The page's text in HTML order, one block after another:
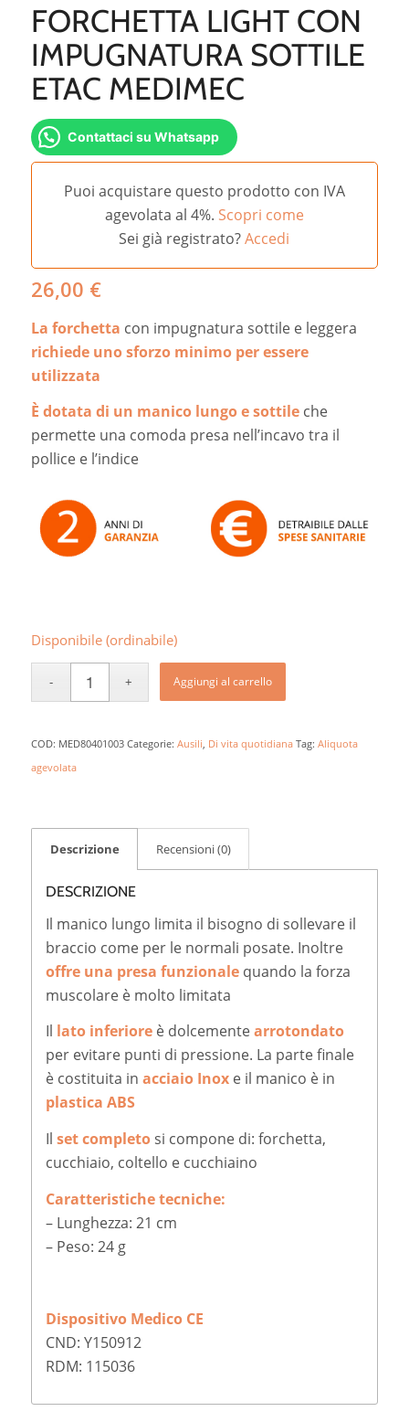
FORCHETTA LIGHT CON
IMPUGNATURA SOTTILE
ETAC MEDIMEC
Contattaci su Whatsapp
Puoi acquistare questo prodotto con IVA
agevolata al 4%. Scopri come
Sei già registrato?Accedi
26,00 €
La forchetta con impugnatura sottile e leggera
richiede uno sforzo minimo per essere
utilizzata
È dotata di un manico lungo e sottileche
permette una comoda presa nell’incavo tra il
pollice e l’indice
Disponibile (ordinabile)
Aggiungi al carrello
COD: MED80401003 Categorie: Ausili, Di vita quotidiana Tag: Aliquota
agevolata
Descrizione Recensioni (0)
DESCRIZIONE
Il manico lungo limita il bisogno di sollevare il
braccio come per le normali posate. Inoltre
offre una presa funzionalequando la forza
muscolare è molto limitata
Il lato inferioreè dolcementearrotondato
per evitare punti di pressione. La parte finale
è costituita in acciaio Inoxe il manico è in
plastica ABS
Il set completosi compone di: forchetta,
cucchiaio, coltello e cucchiaino
Caratteristiche tecniche:
– Lunghezza: 21 cm
– Peso: 24 g
Dispositivo Medico CE
CND: Y150912
RDM: 115036